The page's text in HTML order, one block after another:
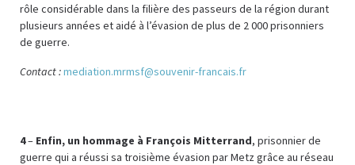
rôle considérable dans la filière des passeurs de la région durant
plusieurs années et aidé à l’évasion de plus de 2 000 prisonniers
de guerre.
Contact :mediation.mrmsf@souvenir-francais.fr
4– Enfin, un hommage à François Mitterrand, prisonnier de
guerre qui a réussi sa troisième évasion par Metz grâce au réseau